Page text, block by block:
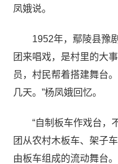
凤娥说。
1952年，鄢陵县豫
团来唱戏，是村里的大
员，村民帮着搭建舞台
几天。”杨凤娥回忆。
“自制板车作戏台，
团从农村木板车、架子
由板车组成的流动舞台